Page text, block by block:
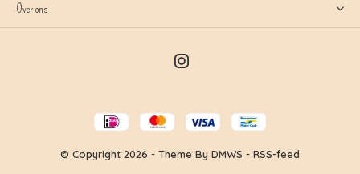
Over ons
© Copyright 2026 - Theme By DMWS - RSS-feed